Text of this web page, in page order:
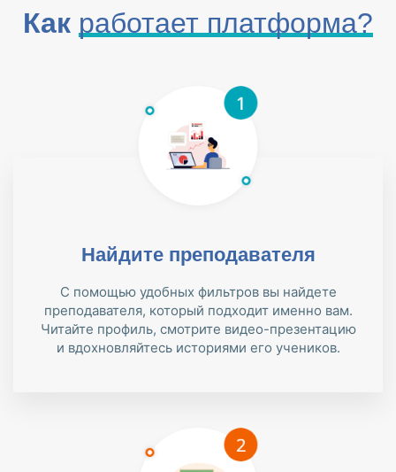
Как работает платформа?
Найдите преподавателя
С помощью удобных фильтров вы найдете
преподавателя, который подходит именно вам.
Читайте профиль, смотрите видео-презентацию
и вдохновляйтесь историями его учеников.